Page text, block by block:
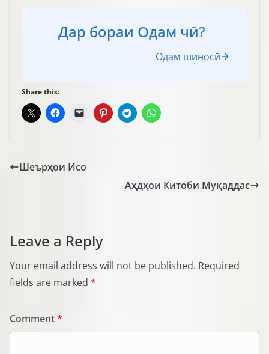
Дар бораи Одам чӣ?
Одам шиносӣ
Share this:
Шеърҳои Исо
Аҳдҳои Китоби Муқаддас
Leave a Reply
Your email address will not be published. Required
fields are marked *
Comment*